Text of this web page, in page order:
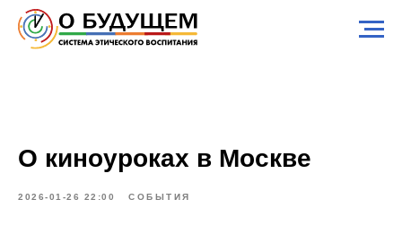
О киноуроках в Москве
2026-01-26 22:00 СОБЫТИЯ